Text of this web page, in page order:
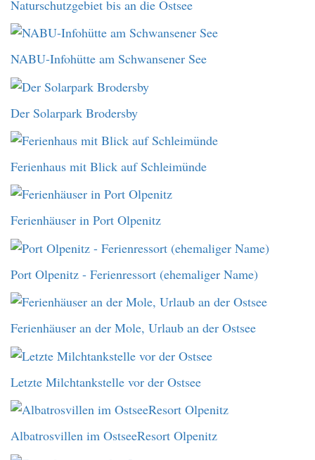
Naturschutzgebiet bis an die Ostsee
NABU-Infohütte am Schwansener See
Der Solarpark Brodersby
Ferienhaus mit Blick auf Schleimünde
Ferienhäuser in Port Olpenitz
Port Olpenitz - Ferienressort (ehemaliger Name)
Ferienhäuser an der Mole, Urlaub an der Ostsee
Letzte Milchtankstelle vor der Ostsee
Albatrosvillen im OstseeResort Olpenitz